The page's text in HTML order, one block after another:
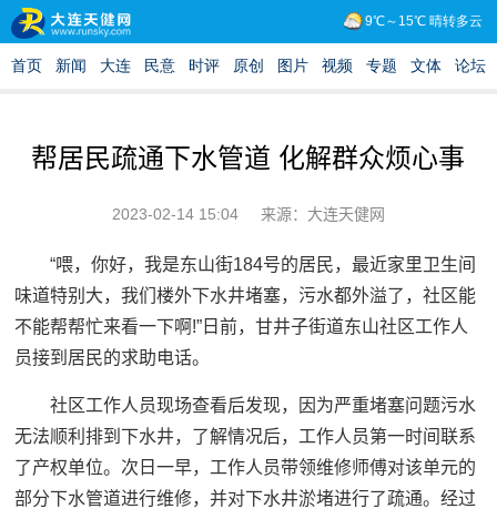
帮居民疏通下水管道 化解群众烦心事
2023-02-14 15:04 来源：大连天健网
“喂，你好，我是东山街184号的居民，最近家里卫生间
味道特别大，我们楼外下水井堵塞，污水都外溢了，社区能
不能帮帮忙来看一下啊!”日前，甘井子街道东山社区工作人
员接到居民的求助电话。
社区工作人员现场查看后发现，因为严重堵塞问题污水
无法顺利排到下水井，了解情况后，工作人员第一时间联系
了产权单位。次日一早，工作人员带领维修师傅对该单元的
部分下水管道进行维修，并对下水井淤堵进行了疏通。经过